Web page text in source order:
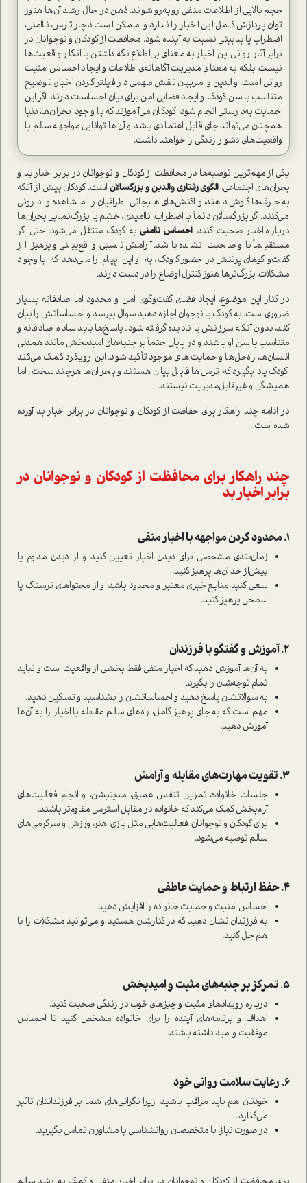
حجم بالایی از اطلاعات منفی روبه‌رو شوند. ذهن در حال رشد آن‌ها هنوز
توان پردازش کامل این اخبار را ندارد و ممکن است دچار ترس، ناامنی،
اضطراب یا بدبینی نسبت به آینده شود. محافظت از کودکان و نوجوانان در
برابر آثار روانی این اخبار به معنای بی‌اطلاع نگه داشتن یا انکار واقعیت‌ها
نیست، بلکه به معنای مدیریت آگاهانه‌ی اطلاعات و ایجاد احساس امنیت
روانی است. والدین و مربیان نقش مهمی در فیلتر کردن اخبار، توضیح
متناسب با سن کودک و ایجاد فضایی امن برای بیان احساسات دارند. اگر این
حمایت به‌درستی انجام شود، کودکان می‌آموزند که با وجود بحران‌ها، دنیا
همچنان می‌تواند جای قابل اعتمادی باشد و آن‌ها توانایی مواجهه سالم با
واقعیت‌های دشوار زندگی را خواهند داشت.
یکی از مهم‌ترین توصیه‌ها در محافظت از کودکان و نوجوانان در برابر اخبار بد و
بحران‌های اجتماعی، الگوی رفتاری والدین و بزرگسالاناست. کودکان بیش از آنکه
به حرف‌ها گوش دهند، واکنش‌های هیجانی اطرافیان را مشاهده و درونی
می‌کنند. اگر بزرگسالان دائماً با اضطراب، ناامیدی، خشم یا بزرگ‌نمایی بحران‌ها
درباره اخبار صحبت کنند،احساس ناامنیبه کودک منتقل می‌شود؛ حتی اگر
مستقیماً با او صحبت نشده باشد. آرامش نسبی، واقع‌بینی و پرهیز از
گفت‌وگوهای پرتنش در حضور کودک، به او این پیام را می‌دهد که با وجود
مشکلات، بزرگ‌ترها هنوز کنترل اوضاع را در دست دارند.
در کنار این موضوع، ایجاد فضای گفت‌وگوی امن و محدود اما صادقانه بسیار
ضروری است. به کودک یا نوجوان اجازه دهید سوال بپرسد و احساساتش را بیان
کند، بدون آنکه سرزنش یا نادیده گرفته شود. پاسخ‌ها باید ساده، صادقانه و
متناسب با سن او باشند و در پایان حتماً بر جنبه‌های امیدبخش مانند همدلی
انسان‌ها، راه‌حل‌ها و حمایت‌های موجود تأکید شود. این رویکرد کمک می‌کند
کودک یاد بگیرد که ترس‌ها قابل بیان هستند و بحران‌ها هرچند سخت، اما
همیشگی و غیرقابل‌مدیریت نیستند.
در ادامه چند راهکار برای حفاظت از کودکان و نوجوانان در برابر اخبار بد آورده
شده است .
چند راهکار برای محافظت از کودکان و نوجوانان در
برابر اخبار بد
۱. محدود کردن مواجهه با اخبار منفی
زمان‌بندی مشخصی برای دیدن اخبار تعیین کنید و از دیدن مداوم یا
بیش‌از حد آن‌ها پرهیز کنید.
سعی کنید منابع خبری معتبر و محدود باشد، و از محتواهای ترسناک یا
سطحی پرهیز کنید.
۲. آموزش و گفتگو با فرزندان
به آن‌ها آموزش دهید که اخبار منفی فقط بخشی از واقعیت است و نباید
تمام توجه‌شان را بگیرد.
به سوالاتشان پاسخ دهید و احساساتشان را بشناسید و تسکین دهید.
مهم است که به جای پرهیز کامل، راه‌های سالم مقابله با اخبار را به آن‌ها
آموزش دهید.
۳. تقویت مهارت‌های مقابله و آرامش
جلسات خانواده، تمرین تنفس عمیق، مدیتیشن، و انجام فعالیت‌های
آرام‌بخش کمک می‌کند که خانواده در مقابل استرس مقاوم‌تر باشند.
برای کودکان و نوجوانان، فعالیت‌هایی مثل بازی، هنر، ورزش و سرگرمی‌های
سالم توصیه می‌شود.
4. حفظ ارتباط و حمایت عاطفی
احساس امنیت و حمایت خانواده را افزایش دهید.
به فرزندان نشان دهید که در کنارشان هستید و می‌توانید مشکلات را با
هم حل کنید.
5. تمرکز بر جنبه‌های مثبت و امیدبخش
درباره رویدادهای مثبت و چیزهای خوب در زندگی صحبت کنید.
اهداف و برنامه‌های آینده را برای خانواده مشخص کنید تا احساس
موفقیت و امید داشته باشند.
6. رعایت سلامت روانی خود
خودتان هم باید مراقب باشید، زیرا نگرانی‌های شما بر فرزندانتان تاثیر
می‌گذارد.
در صورت نیاز، با متخصصان روانشناسی یا مشاوران تماس بگیرید.